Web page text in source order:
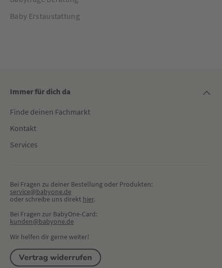
Baby Erstaustattung
Immer für dich da
Finde deinen Fachmarkt
Kontakt
Services
Bei Fragen zu deiner Bestellung oder Produkten:
service@babyone.de
oder schreibe uns direkt hier.
Bei Fragen zur BabyOne-Card:
kunden@babyone.de
Wir helfen dir gerne weiter!
Vertrag widerrufen